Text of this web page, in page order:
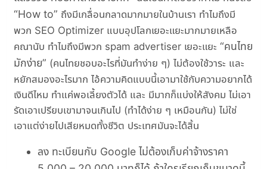
How to
ถึงมีเกลื่อนกลาดมากมายในบ้านเรา ทำไมถึงมี
พวก SEO Optimizer แบบอุปโลกเยอะแยะมากมายเหลือ
คณานับ ทำไมถึงมีพวก spam advertiser เยอะแยะ คนไทย
มักง่าย
(คนไทยชอบอะไรที่มันทำง่าย ๆ) ไม่ต้องใช้วาระ และ
หยักสมองอะไรมาก ไอ้ความคิดแบบนี้เอามาใช้กับความอยากได้
เงินดีไหม ทำแค่พอเลี้ยงตัวได้ และ มีมากก็แบ่งให้สังคม ไม่เอา
รัดเอาเปรียบเขามาจนเกินไป (ทำได้ง่าย ๆ เหมือนกัน) ไม่ใช่
เอาแต่ง่ายไปเสียหมดทั้งชีวิต ประเทศมันจะได้สิ้น
ลง ทะเบียนกับ Google ไม่ต้องเก็บค่าจ้างราคา